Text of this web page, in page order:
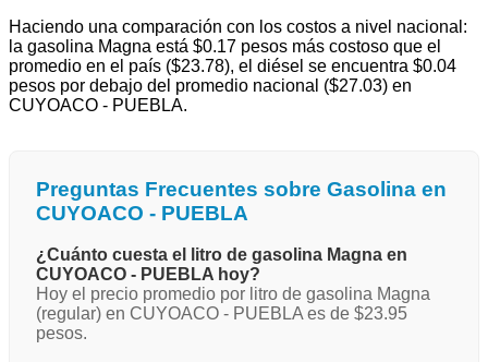
Haciendo una comparación con los costos a nivel nacional:
la gasolina Magna está $0.17 pesos más costoso que el
promedio en el país ($23.78), el diésel se encuentra $0.04
pesos por debajo del promedio nacional ($27.03) en
CUYOACO - PUEBLA.
Preguntas Frecuentes sobre Gasolina en
CUYOACO - PUEBLA
¿Cuánto cuesta el litro de gasolina Magna en
CUYOACO - PUEBLA hoy?
Hoy el precio promedio por litro de gasolina Magna
(regular) en CUYOACO - PUEBLA es de $23.95
pesos.